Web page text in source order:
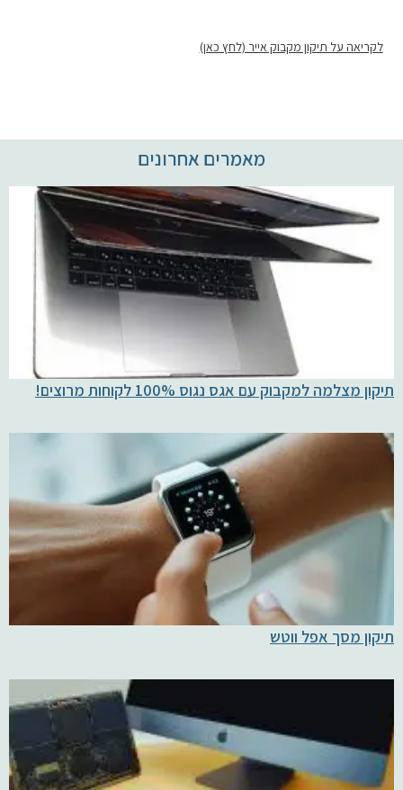
לקריאה על תיקון מקבוק אייר (לחץ כאן)
מאמרים אחרונים
תיקון מצלמה למקבוק עם אגס נגוס 100% לקוחות מרוצים!
תיקון מסך אפל ווטש